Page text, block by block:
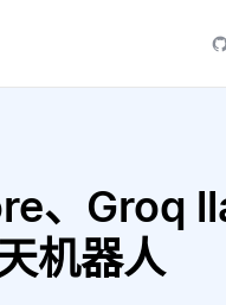
、Groq
机器人